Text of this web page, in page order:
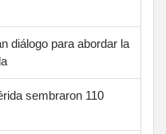
diálogo para abordar la
sembraron 110